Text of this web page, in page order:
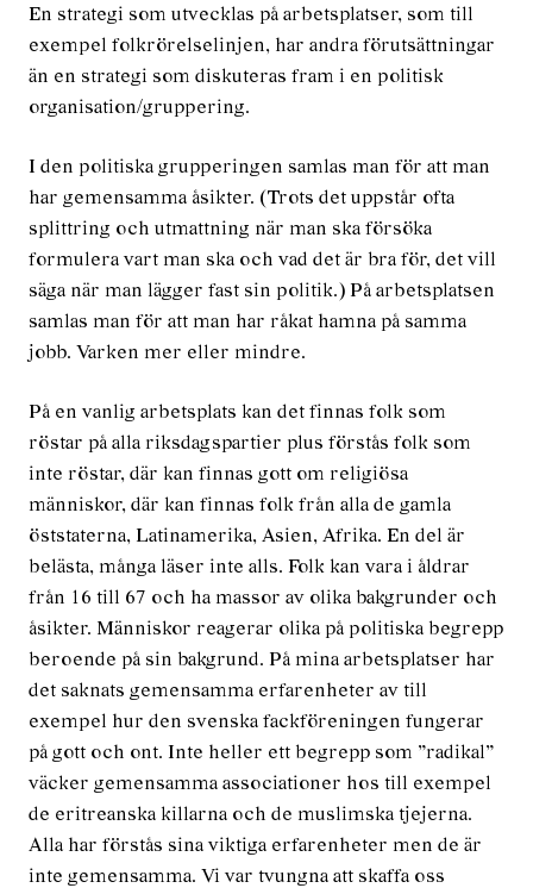
En strategi som utvecklas på arbetsplatser, som till
exempel folkrörelselinjen, har andra förutsättningar
än en strategi som diskuteras fram i en politisk
organisation/gruppering.
I den politiska grupperingen samlas man för att man
har gemensamma åsikter. (Trots det uppstår ofta
splittring och utmattning när man ska försöka
formulera vart man ska och vad det är bra för, det vill
säga när man lägger fast sin politik.) På arbetsplatsen
samlas man för att man har råkat hamna på samma
jobb. Varken mer eller mindre.
På en vanlig arbetsplats kan det finnas folk som
röstar på alla riksdagspartier plus förstås folk som
inte röstar, där kan finnas gott om religiösa
människor, där kan finnas folk från alla de gamla
öststaterna, Latinamerika, Asien, Afrika. En del är
belästa, många läser inte alls. Folk kan vara i åldrar
från 16 till 67 och ha massor av olika bakgrunder och
åsikter. Människor reagerar olika på politiska begrepp
beroende på sin bakgrund. På mina arbetsplatser har
det saknats gemensamma erfarenheter av till
exempel hur den svenska fackföreningen fungerar
på gott och ont. Inte heller ett begrepp som ”radikal”
väcker gemensamma associationer hos till exempel
de eritreanska killarna och de muslimska tjejerna.
Alla har förstås sina viktiga erfarenheter men de är
inte gemensamma. Vi var tvungna att skaffa oss